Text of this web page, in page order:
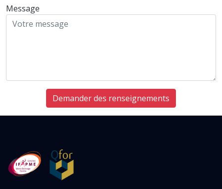
Message
Demander des renseignements